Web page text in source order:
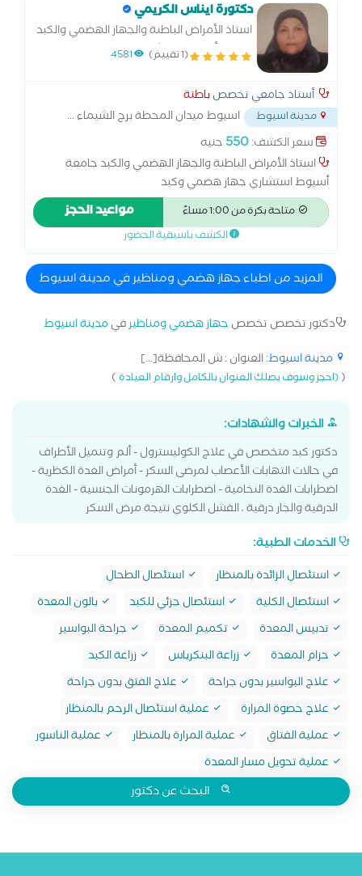
دكتورة ايناس الكريمي
استاذ الأمراض الباطنة والجهاز الهضمي والكبد
جامعة أسيوط استشاري جهاز هضمي وكبد
(1 تقييم) 4581
أستاذ جامعي تخصصباطنة
مدينة اسيوط اسيوط ميدان المحطة برج الشيماء...
سعر الكشف:550 جنيه
استاذ الأمراض الباطنة والجهاز الهضمي والكبد جامعة
أسيوط استشاري جهاز هضمي وكبد
متاحة بكرة من 1:00 مساءً مواعيد الحجز
الكشف باسبقية الحضور
المزيد من اطباء جهاز هضمي ومناظير في مدينة اسيوط
دكتور تخصص تخصص جهاز هضمي ومناظيرفي مدينة اسيوط
مدينة اسيوط: العنوان : ش المحافظة[...]
((احجز وسوف يصلك العنوان بالكامل وارقام العيادة)
الخبرات والشهادات:
دكتور كبد متخصص في علاج الكوليسترول - ألم وتنميل الأطراف
في حالات التهابات الأعصاب لمرضى السكر - أمراض الغدة الكظرية -
اضطرابات الغدة النخامية - اضطرابات الهرمونات الجنسية - الغدة
الدرقية والجار درقية ، الفشل الكلوي نتيجة مرض السكر
الخدمات الطبية:
استئصال الزائدة بالمنظار
استئصال الطحال
استئصال الكلية
استئصال جزئي للكبد
بالون المعدة
تدبيس المعدة
تكميم المعدة
جراحة البواسير
حزام المعدة
زراعة البنكرياس
زراعة الكبد
علاج البواسير بدون جراحة
علاج الفتق بدون جراحة
علاج حصوة المرارة
عملية استئصال الرحم بالمنظار
عملية الفتاق
عملية المرارة بالمنظار
عملية الناسور
عملية تحويل مسار المعدة
البحث عن دكتور